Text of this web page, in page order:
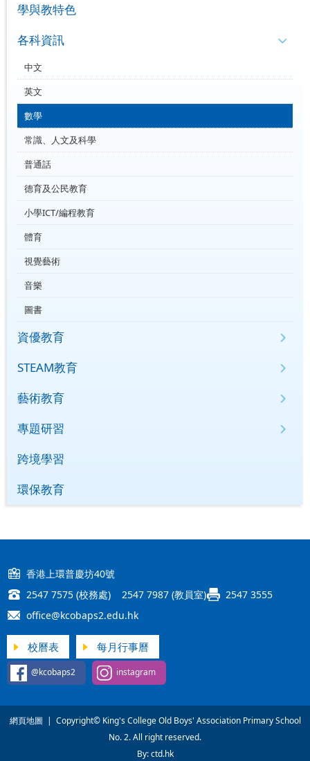
學與教特色
各科資訊
中文
英文
數學
常識、人文及科學
普通話
德育及公民教育
小學ICT/編程教育
體育
視覺藝術
音樂
圖書
資優教育
STEAM教育
藝術教育
專題研習
跨境學習
環保教育
香港上環普慶坊40號
2547 7575 (校務處) 2547 7987 (教員室)
2547 3555
office@kcobaps2.edu.hk
校曆表 每月行事曆
@kcobaps2 instagram
網頁地圖 | Copyright© King's College Old Boys' Association Primary School
No. 2. All right reserved.
By: ctd.hk